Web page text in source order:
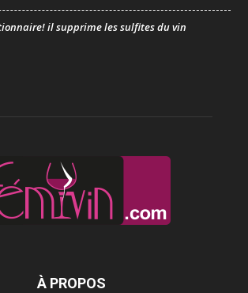
il supprime les sulfites du vin
À PROPOS